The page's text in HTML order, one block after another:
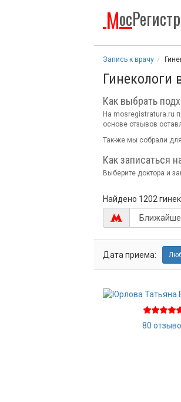
Мос
Запись к врачу
Гинекологи
Как выбрать
На mosregistratura.ru
основе отзывов
Так-же мы собрали
Как записаться
Выберите доктора и
Найдено 1202
Дата приема:
80